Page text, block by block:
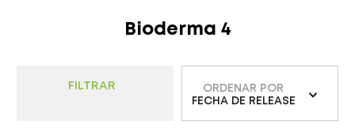
Bioderma 4
FILTRAR
ORDENAR POR
FECHA DE RELEASE